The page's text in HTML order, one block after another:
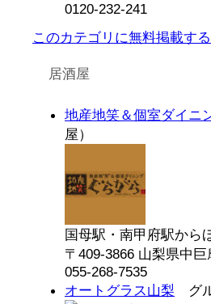
0120-232-241
このカテゴリに無料掲載す
居酒屋
地産地笑＆個室ダイニ
屋）
国母駅・南甲府駅から
〒409-3866 山梨県中
055-268-7535
オートグラス山梨 グ